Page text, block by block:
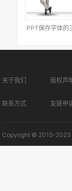
PPT保存字体的
关于我们 版权声
联系方式 友链申
Copyright © 2015-2023